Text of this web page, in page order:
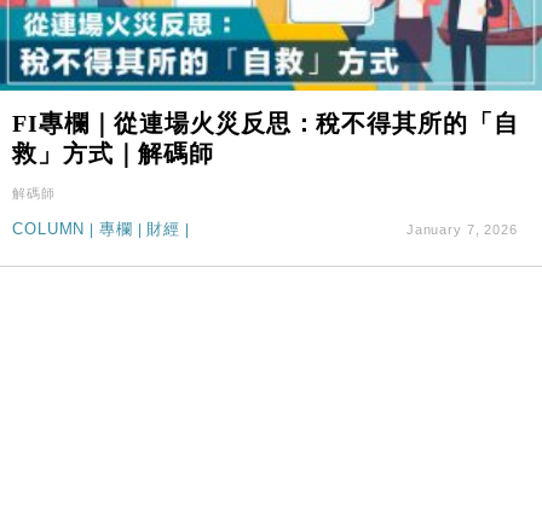
FI專欄｜從連場火災反思：稅不得其所的「自
救」方式｜解碼師
解碼師
COLUMN | 專欄 | 財經 | January 7, 2026